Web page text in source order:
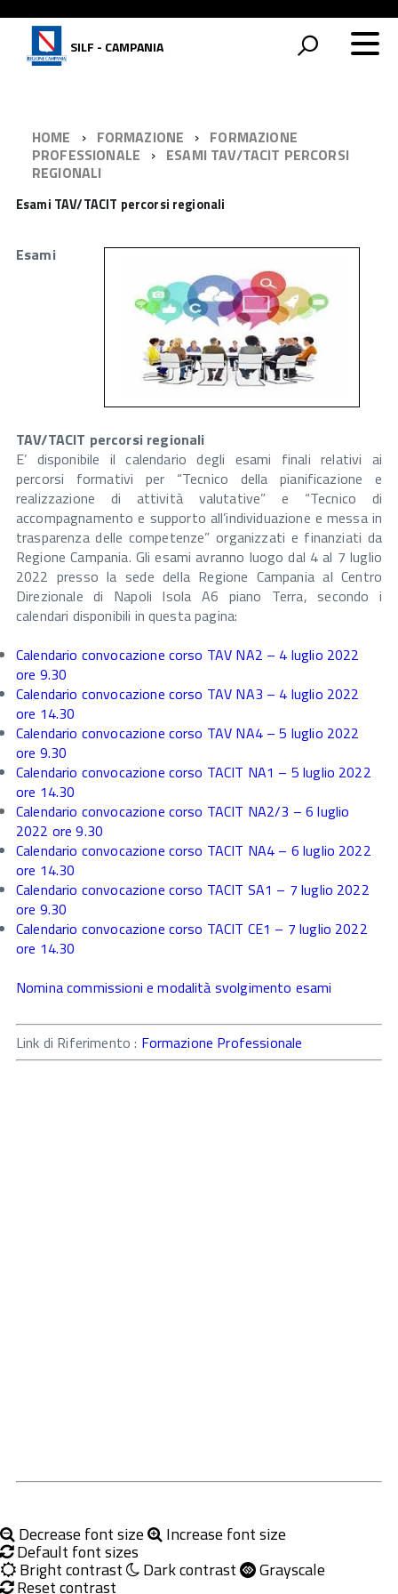
SILF - CAMPANIA
HOME FORMAZIONE
FORMAZIONE
PROFESSIONALE
ESAMI TAV/TACIT PERCORSI
REGIONALI
Esami TAV/TACIT percorsi regionali
Esami
TAV/TACIT percorsi regionali
E’ disponibile il calendario degli esami finali relativi ai
percorsi formativi per “Tecnico della pianificazione e
realizzazione di attività valutative” e “Tecnico di
accompagnamento e supporto all’individuazione e messa in
trasparenza delle competenze” organizzati e finanziati da
Regione Campania. Gli esami avranno luogo dal 4 al 7 luglio
2022 presso la sede della Regione Campania al Centro
Direzionale di Napoli Isola A6 piano Terra, secondo i
calendari disponibili in questa pagina:
Calendario convocazione corso TAV NA2 – 4 luglio 2022
ore 9.30
Calendario convocazione corso TAV NA3 – 4 luglio 2022
ore 14.30
Calendario convocazione corso TAV NA4 – 5 luglio 2022
ore 9.30
Calendario convocazione corso TACIT NA1 – 5 luglio 2022
ore 14.30
Calendario convocazione corso TACIT NA2/3 – 6 luglio
2022 ore 9.30
Calendario convocazione corso TACIT NA4 – 6 luglio 2022
ore 14.30
Calendario convocazione corso TACIT SA1 – 7 luglio 2022
ore 9.30
Calendario convocazione corso TACIT CE1 – 7 luglio 2022
ore 14.30
Nomina commissioni e modalità svolgimento esami
Link di Riferimento : Formazione Professionale
Decrease font size Increase font size
Default font sizes
Bright contrast Dark contrast Grayscale
Reset contrast